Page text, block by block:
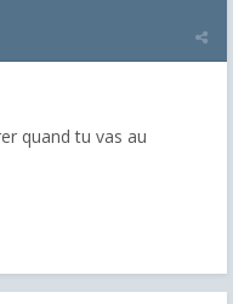
quand tu vas au